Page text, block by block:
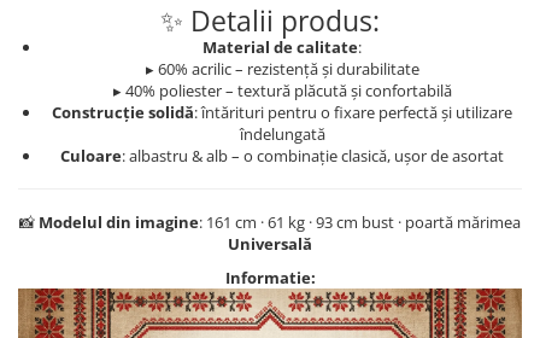
✨ Detalii produs:
Material de calitate:
▸ 60% acrilic – rezistență și durabilitate
▸ 40% poliester – textură plăcută și confortabilă
Construcție solidă: întărituri pentru o fixare perfectă și utilizare
îndelungată
Culoare: albastru & alb – o combinație clasică, ușor de asortat
📸 Modelul din imagine: 161 cm · 61 kg · 93 cm bust · poartă mărimea
Universală
Informatie: